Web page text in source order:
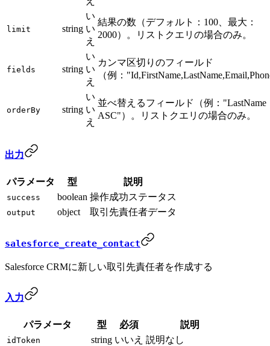
limit string
い
い
え
結果の数（デフォルト：100、最大：
2000）。リストクエリの場合のみ。
fields string
い
い
え
カンマ区切りのフィールド
（例：
orderBy string
い
い
え
並べ替えるフィールド（例："LastName
ASC"）。リストクエリの場合のみ。
出力
パラメータ 型 説明
success boolean 操作成功ステータス
output object 取引先責任者データ
salesforce_create_contact
Salesforce CRMに新しい取引先責任者を作成する
入力
パラメータ 型 必須 説明
idToken string いいえ 説明なし